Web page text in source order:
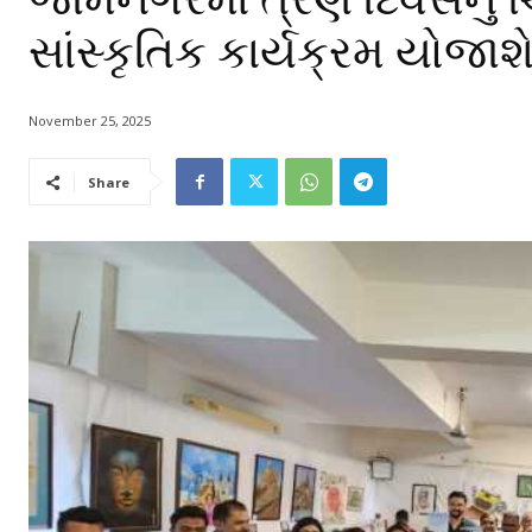
સાંસ્કૃતિક કાર્યક્રમ
November 25, 2025
Share